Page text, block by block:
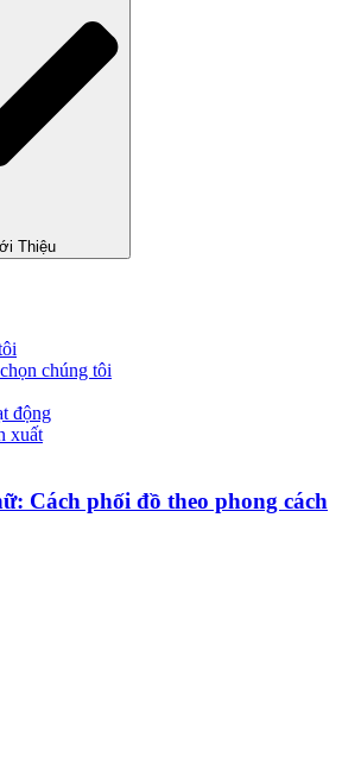
Thiệu
chúng tôi
động
xuất
Cách phối đồ theo phong cách